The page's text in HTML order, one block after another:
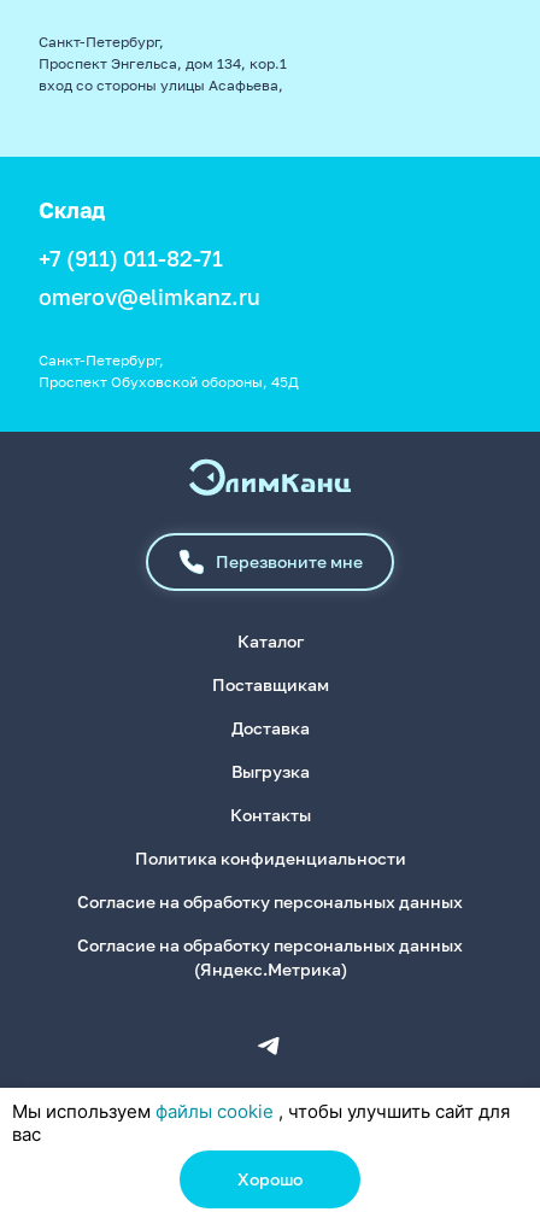
Санкт-Петербург,
Проспект Энгельса, дом 134, кор.1
вход со стороны улицы Асафьева,
Склад
+7 (911) 011-82-71
omerov@elimkanz.ru
Санкт-Петербург,
Проспект Обуховской обороны, 45Д
Перезвоните мне
Каталог
Поставщикам
Доставка
Выгрузка
Контакты
Политика конфиденциальности
Согласие на обработку персональных данных
Согласие на обработку персональных данных
(Яндекс.Метрика)
© 2026, ООО «Деловая Канцелярия»
Мы используем файлы cookie , чтобы улучшить сайт для
вас
Хорошо